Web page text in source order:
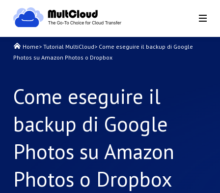
Home> Tutorial MultiCloud> Come eseguire il backup di Google
Photos su Amazon Photos o Dropbox
Come eseguire il
backup di Google
Photos su Amazon
Photos o Dropbox